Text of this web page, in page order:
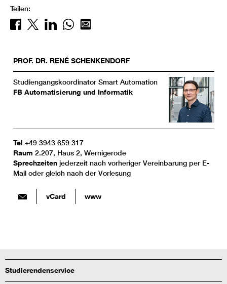
Teilen:
PROF. DR. RENÉ SCHENKENDORF
Studiengangskoordinator Smart Automation
FB Automatisierung und Informatik
Tel +49 3943 659 317
Raum 2.207, Haus 2, Wernigerode
Sprechzeiten jederzeit nach vorheriger Vereinbarung per E-
Mail oder gleich nach der Vorlesung
vCard www
Studierendenservice